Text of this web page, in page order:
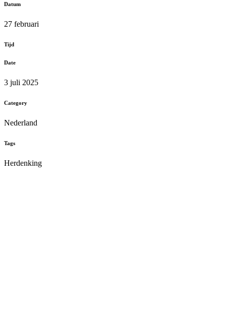
Datum
27 februari
Tijd
Date
3 juli 2025
Category
Nederland
Tags
Herdenking